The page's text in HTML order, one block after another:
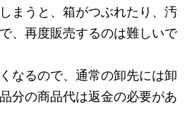
まうと、箱がつぶれたり、汚
、再度販売するのは難しいで
なるので、通常の卸先には卸
分の商品代は返金の必要があ